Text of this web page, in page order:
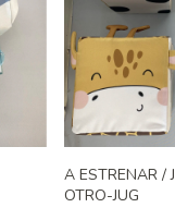
A ESTRENAR /
OTRO-JUG